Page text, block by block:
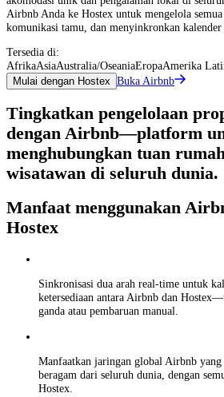
Airbnb Anda ke Hostex untuk mengelola
komunikasi tamu, dan menyinkronkan kalender
Tersedia di:
AfrikaAsiaAustralia/OseaniaEropaAmerika
Mulai dengan Hostex Buka Airbnb
Tingkatkan pengelolaan
dengan Airbnb—platform
menghubungkan tuan
wisatawan di seluruh dunia.
Manfaat menggunakan
Hostex
Sinkronisasi dua arah real-time untuk
ketersediaan antara Airbnb dan
ganda atau pembaruan manual.
Manfaatkan jaringan global Airbnb
beragam dari seluruh dunia, dengan
Hostex.